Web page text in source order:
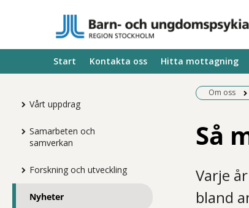
Start Kontakta oss Hitta mottagning
Vårt uppdrag
Samarbeten och
samverkan
Forskning och utveckling
Nyheter
Om oss
Så
Varje
bland